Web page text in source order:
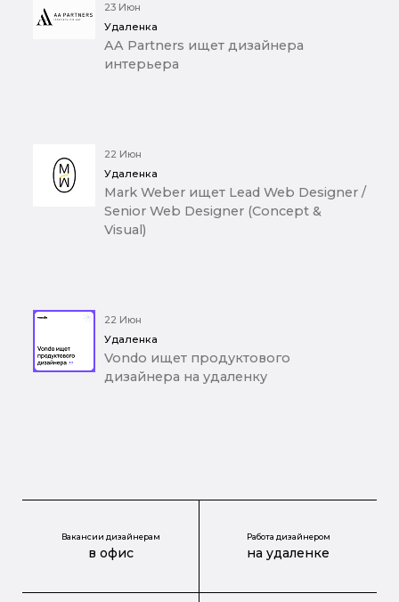
23 Июн
Удаленка
AA Partners ищет дизайнера
интерьера
22 Июн
Удаленка
Mark Weber ищет Lead Web Designer /
Senior Web Designer (Concept &
Visual)
22 Июн
Удаленка
Vondo ищет продуктового
дизайнера на удаленку
Вакансии дизайнерам
в офис
Работа дизайнером
на удаленке